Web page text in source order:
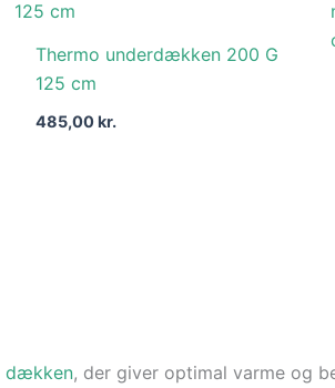
Thermo underdækken 200 G
125 cm
485,00kr.
dækken, der giver optimal varme og